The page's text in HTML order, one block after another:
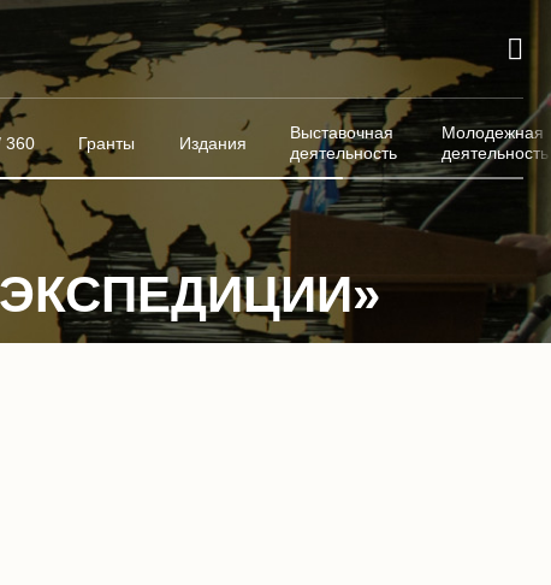
360 Гранты Издания
Выставочная
деятельность
Молодежная
деятельность